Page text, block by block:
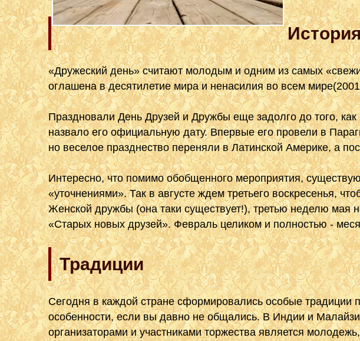
«Дружеский день» считают молодым и одним из самых
оглашена в десятилетие мира и ненасилия во всем
Праздновали День Друзей и Дружбы еще задолго до того,
назвало его официальную дату. Впервые его провели в
но веселое празднество переняли в Латинской Америке, а
Интересно, что помимо обобщенного мероприятия,
«уточнениями». Так в августе ждем третьего воскресенья,
Женской дружбы (она таки существует!), третью неделю мая
«Старых новых друзей». Февраль целиком и полностью -
Традиции
Сегодня в каждой стране сформировались особые традиции
особенности, если вы давно не общались. В Индии и
организаторами и участниками торжества является